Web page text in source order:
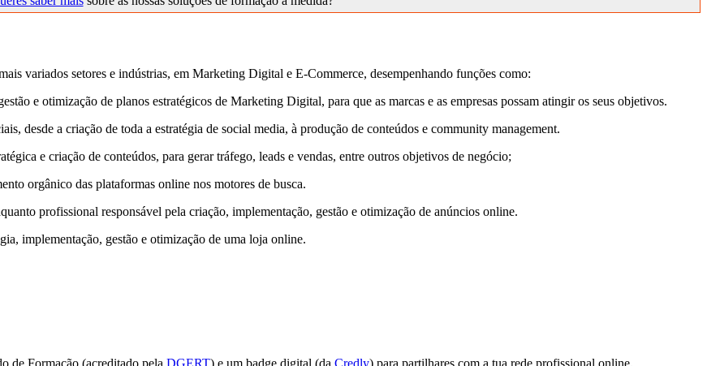
variados setores e indústrias, em Marketing Digital e E-Commerce, desempenhando funções como:
e otimização de planos estratégicos de Marketing Digital, para que as marcas e as empresas possam atingir os seus objetivos.
desde a criação de toda a estratégia de social media, à produção de conteúdos e community management.
e criação de conteúdos, para gerar tráfego, leads e vendas, entre outros objetivos de negócio;
orgânico das plataformas online nos motores de busca.
profissional responsável pela criação, implementação, gestão e otimização de anúncios online.
implementação, gestão e otimização de uma loja online.